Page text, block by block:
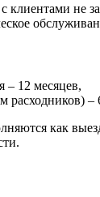
клиентами не
– 12 месяцев,
расходников) –
как